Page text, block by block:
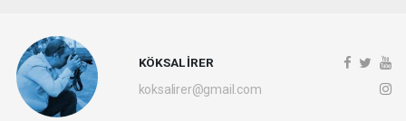
KÖKSAL İRER
koksalirer@gmail.com